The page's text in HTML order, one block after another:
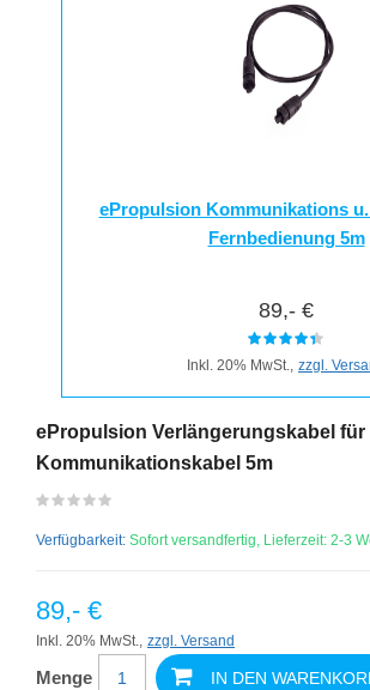
ePropulsion Kommunikations
Fernbedienung 5m
89,- €
Inkl. 20% MwSt., zzgl.
ePropulsion Verlängerungskabel für
Kommunikationskabel 5m
Verfügbarkeit: Sofort versandfertig, Lieferzeit: 2-3
89,- €
Inkl. 20% MwSt., zzgl. Versand
Menge IN DEN